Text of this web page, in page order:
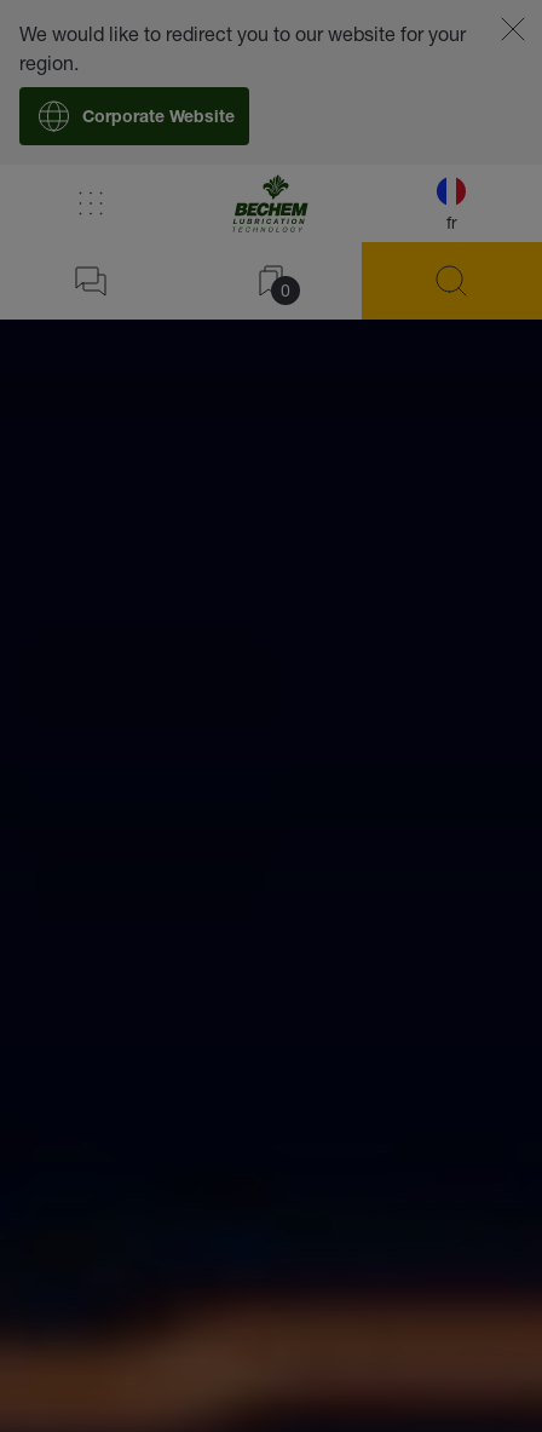
fr
0
We would like to redirect you to our website for your
region.
Corporate Website